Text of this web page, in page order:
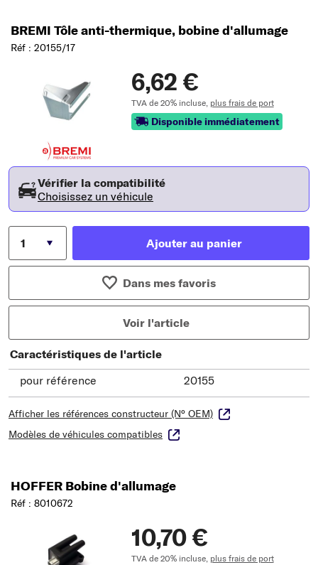
BREMI Tôle anti-thermique, bobine d'allumage
Réf : 20155/17
6,62 €
TVA de 20% incluse, plus frais de port
Disponible immédiatement
Vérifier la compatibilité
Choisissez un véhicule
Ajouter au panier
Dans mes favoris
Voir l'article
Caractéristiques de l'article
pour référence
20155
Afficher les références constructeur (N° OEM)
Modèles de véhicules compatibles
HOFFER Bobine d'allumage
Réf : 8010672
10,70 €
TVA de 20% incluse, plus frais de port